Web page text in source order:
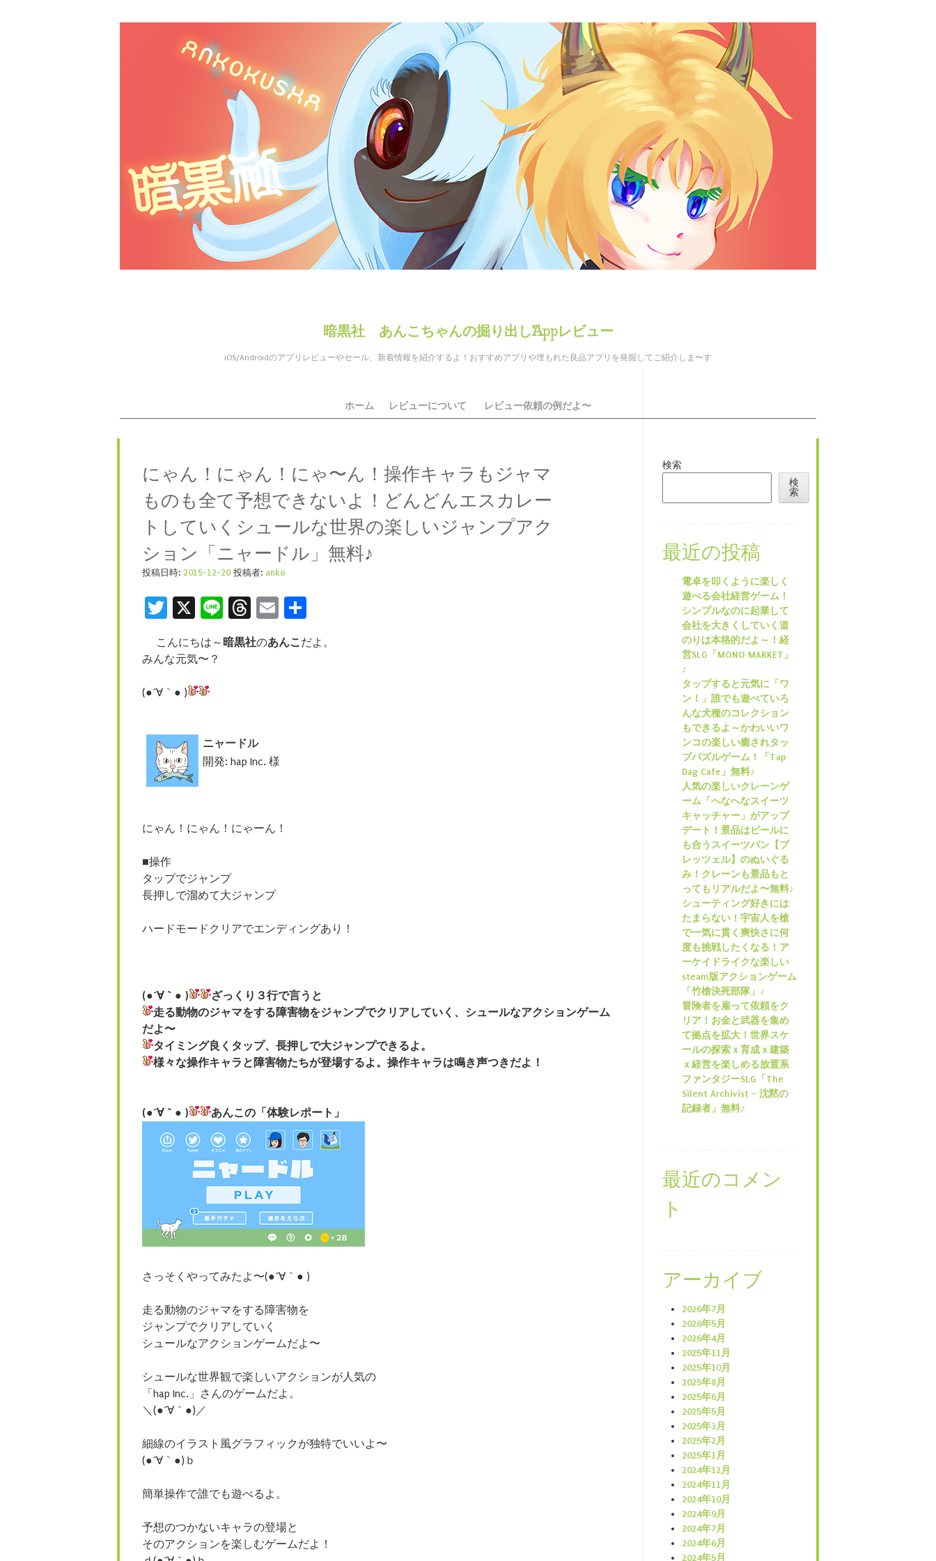
暗黒社 あんこちゃんの掘り出しAppレビュー
iOS/Androidのアプリレビューやセール、新着情報を紹介するよ！おすすめアプリや埋もれた良品アプリを発掘してご紹介しま〜す
メニュー ホーム レビューについて レビュー依頼の例だよ〜
にゃん！にゃん！にゃ〜ん！操作キャラもジャマ
ものも全て予想できないよ！どんどんエスカレー
トしていくシュールな世界の楽しいジャンプアク
ション「ニャードル」無料♪
投稿日時: 2015-12-20投稿者: anko
Twitter
X LineThreads
Email
こんにちは～ 暗黒社のあんこだよ。
みんな元気〜？
(●´∀｀● )
ニャードル
開発: hap Inc. 様
にゃん！にゃん！にゃーん！
■操作
タップでジャンプ
長押しで溜めて大ジャンプ
ハードモードクリアでエンディングあり！
(●´∀｀● )
ざっくり３行で言うと
走る動物のジャマをする障害物をジャンプでクリアしていく、シュールなアクションゲーム
だよ〜
タイミング良くタップ、長押しで大ジャンプできるよ。
様々な操作キャラと障害物たちが登場するよ。操作キャラは鳴き声つきだよ！
(●´∀｀● ) あんこの「体験レポート」
さっそくやってみたよ〜(●´∀｀● )
走る動物のジャマをする障害物を
ジャンプでクリアしていく
シュールなアクションゲームだよ〜
シュールな世界観で楽しいアクションが人気の
「hap Inc.」さんのゲームだよ。
＼(●´∀｀●)／
細線のイラスト風グラフィックが独特でいいよ〜
(●´∀｀●)ｂ
簡単操作で誰でも遊べるよ。
予想のつかないキャラの登場と
そのアクションを楽しむゲームだよ！
検索
検
索
最近の投稿
電卓を叩くように楽しく
遊べる会社経営ゲーム！
シンプルなのに起業して
会社を大きくしていく道
のりは本格的だよ～！経
営SLG「MONO MARKET」
♪
タップすると元気に「ワ
ン！」誰でも遊べていろ
んな犬種のコレクション
もできるよ～かわいいワ
ンコの楽しい癒されタッ
プパズルゲーム！「Tap
Dag Cafe」無料♪
人気の楽しいクレーンゲ
ーム「へなへなスイーツ
キャッチャー」がアップ
デート！景品はビールに
も合うスイーツパン【プ
レッツェル】のぬいぐる
み！クレーンも景品もと
ってもリアルだよ〜無料♪
シューティング好きには
たまらない！宇宙人を槍
で一気に貫く爽快さに何
度も挑戦したくなる！ア
ーケイドライクな楽しい
steam版アクションゲーム
「竹槍決死部隊」♪
冒険者を雇って依頼をク
リア！お金と武器を集め
て拠点を拡大！世界スケ
ールの探索ｘ育成ｘ建築
ｘ経営を楽しめる放置系
ファンタジーSLG「The
Silent Archivist – 沈黙の
記録者」無料♪
最近のコメン
ト
アーカイブ
2026年7月
2026年5月
2026年4月
2025年11月
2025年10月
2025年8月
2025年6月
2025年5月
2025年3月
2025年2月
2025年1月
2024年12月
2024年11月
2024年10月
2024年9月
2024年7月
2024年6月
2024年5月